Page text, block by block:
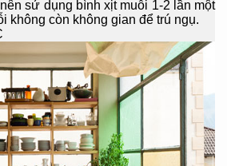
sử dụng bình xịt muỗi 1-2 lần một
không còn không gian để trú ngụ.